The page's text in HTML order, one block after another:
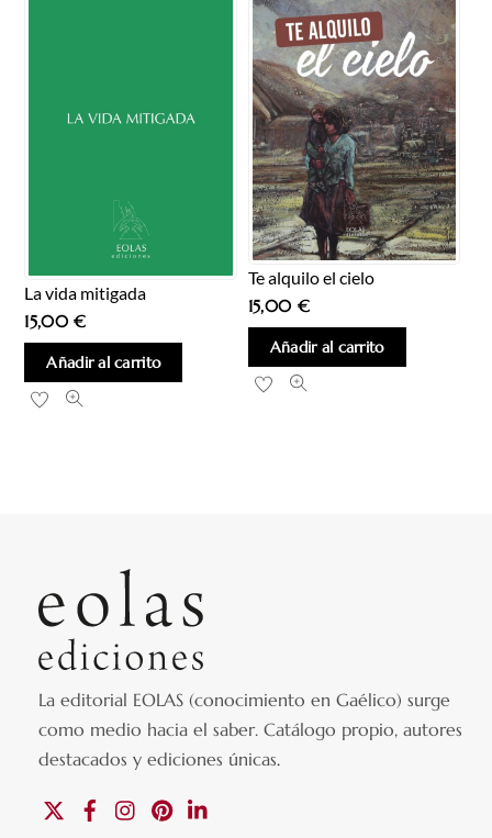
La vida mitigada
15,00€
Añadir al carrito
Te alquilo el cielo
15,00 €
Añadir al carrito
La editorial EOLAS (conocimiento en Gaélico) surge
como medio hacia el saber.Catálogo propio, autores
destacados y ediciones únicas.
FacebookInstagramPinterest